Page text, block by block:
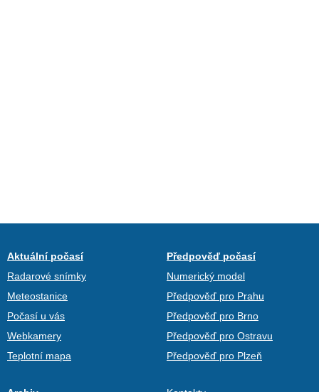
Aktuální počasí
Radarové snímky
Meteostanice
Počasí u vás
Webkamery
Teplotní mapa
Předpověď počasí
Numerický model
Předpověď pro Prahu
Předpověď pro Brno
Předpověď pro Ostravu
Předpověď pro Plzeň